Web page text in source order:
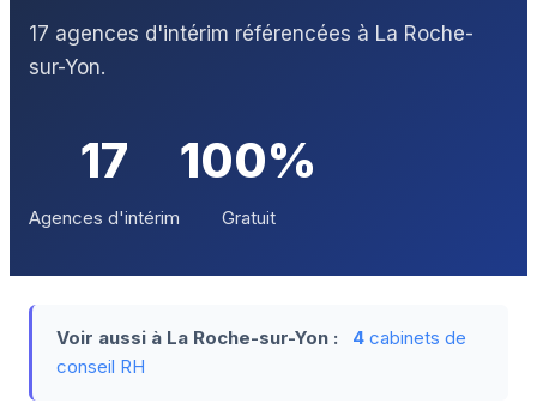
17 agences d'intérim référencées à La Roche-
sur-Yon.
17
Agences d'intérim
100%
Gratuit
Voir aussi à La Roche-sur-Yon : 4 cabinets de
conseil RH